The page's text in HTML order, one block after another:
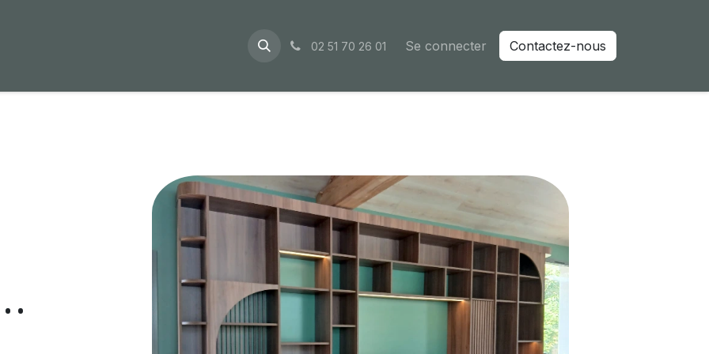
02 51 70 26 01 Se connecter Contactez-nous